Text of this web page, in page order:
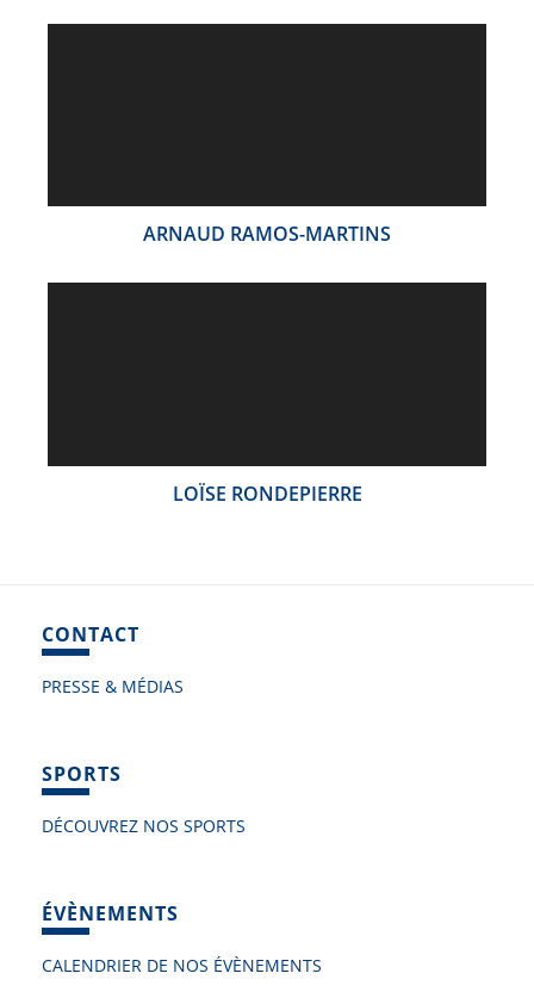
ARNAUD RAMOS-MARTINS
LOÏSE RONDEPIERRE
CONTACT
PRESSE & MÉDIAS
SPORTS
DÉCOUVREZ NOS SPORTS
ÉVÈNEMENTS
CALENDRIER DE NOS ÉVÈNEMENTS